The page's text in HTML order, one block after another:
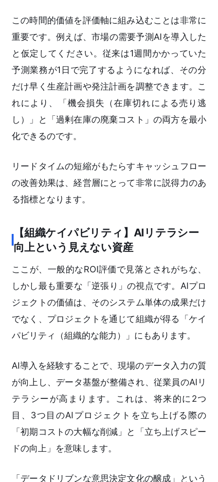
この時間的価値を評価軸に組み込むことは非常に
重要です。例えば、市場の需要予測AIを導入した
と仮定してください。従来は1週間かかっていた
予測業務が1日で完了するようになれば、その分
だけ早く生産計画や発注計画を調整できます。こ
れにより、「機会損失（在庫切れによる売り逃
し）」と「過剰在庫の廃棄コスト」の両方を最小
化できるのです。
リードタイムの短縮がもたらすキャッシュフロー
の改善効果は、経営層にとって非常に説得力のあ
る指標となります。
【組織ケイパビリティ】AIリテラシー
向上という見えない資産
ここが、一般的なROI評価で見落とされがちな、
しかし最も重要な「逆張り」の視点です。AIプロ
ジェクトの価値は、そのシステム単体の成果だけ
でなく、プロジェクトを通じて組織が得る「ケイ
パビリティ（組織的な能力）」にもあります。
AI導入を経験することで、現場のデータ入力の質
が向上し、データ基盤が整備され、従業員のAIリ
テラシーが高まります。これは、将来的に2つ
目、3つ目のAIプロジェクトを立ち上げる際の
「初期コストの大幅な削減」と「立ち上げスピー
ドの向上」を意味します。
「データドリブンな意思決定文化の醸成」という